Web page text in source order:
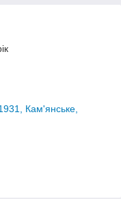
Кам'янське,